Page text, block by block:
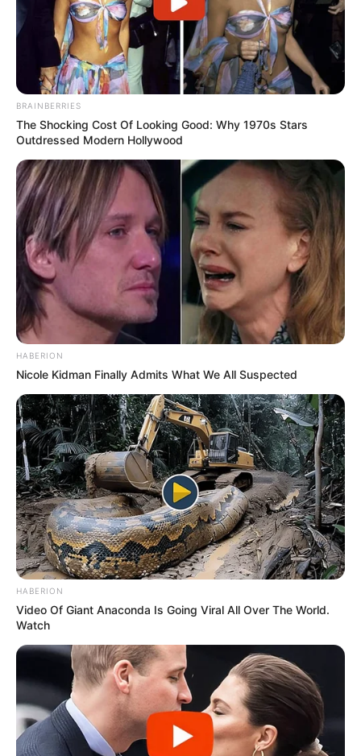
BRAINBERRIES
The Shocking Cost Of Looking Good: Why 1970s Stars
Outdressed Modern Hollywood
HABERION
Nicole Kidman Finally Admits What We All Suspected
HABERION
Video Of Giant Anaconda Is Going Viral All Over The World.
Watch